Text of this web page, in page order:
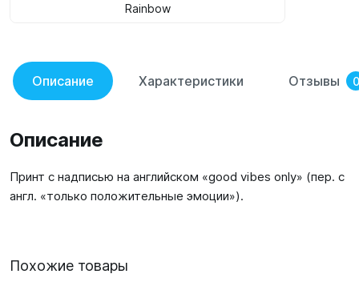
Rainbow
Описание Характеристики Отзывы 0
Описание
Принт с надписью на английском «good vibes only» (пер. с
англ. «только положительные эмоции»).
Похожие товары